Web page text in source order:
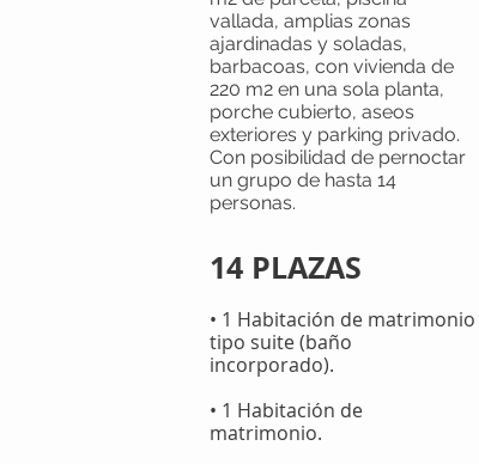
vallada, amplias zonas
ajardinadas y soladas,
barbacoas, con vivienda de
220 m2 en una sola planta,
porche cubierto, aseos
exteriores y parking privado.
Con posibilidad de pernoctar
un grupo de hasta 14
personas.
14 PLAZAS
• 1 Habitación de matrimonio
tipo suite (baño
incorporado).
• 1 Habitación de
matrimonio.